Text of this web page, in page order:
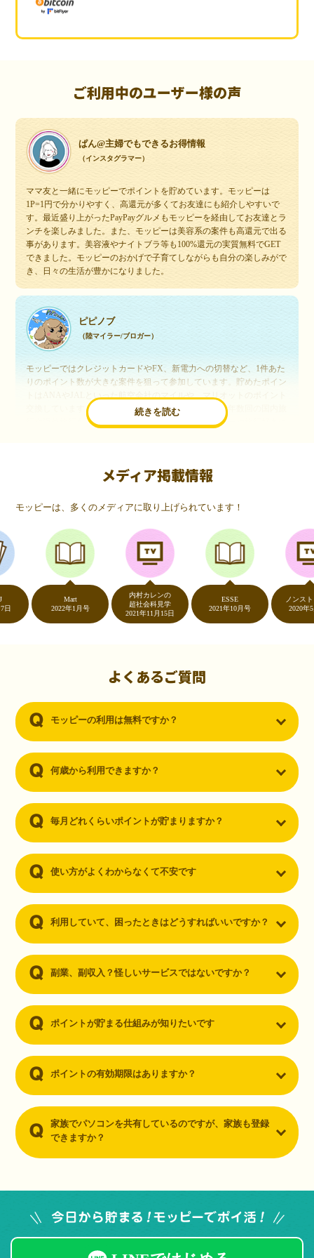
ご利用中のユーザー様の声
ぱん@主婦でもできるお得情報
（インスタグラマー）
ママ友と一緒にモッピーでポイントを貯めています。モッピーは
1P=1円で分かりやすく、高還元が多くてお友達にも紹介しやすいで
す。最近盛り上がったPayPayグルメもモッピーを経由してお友達とラ
ンチを楽しみました。また、モッピーは美容系の案件も高還元で出る
事があります。美容液やナイトブラ等も100%還元の実質無料でGET
できました。モッピーのおかげで子育てしながらも自分の楽しみがで
き、日々の生活が豊かになりました。
続きを読む
ピピノブ
（陸マイラー/ブロガー）
モッピーではクレジットカードやFX、新電力への切替など、1件あた
りのポイント数が大きな案件を狙って参加しています。貯めたポイン
交換しています。このようにすることで、ほぼ無料で年数回の国内旅
行や海外旅行を実現しています。モッピーは陸マイラーや旅行好きに
いつものネットショッピングが、モッピーでお得
（20代・女性）
友達に勧められてモッピーをはじめました。空いた時間にスマホで買
い物をすることが多いのですが、モッピーを経由するだけでショップ
のポイントとモッピーのポイントが二重で貯まることを知り、ビック
リ…！いつものネットショッピングをモッピーを経由するだけでポイ
ントが貯まるなんて…もっと早く教えてほしかった～！貯まったポイ
ントはギフト券に交換して、プチ贅沢を楽しんでます♪
（30代・男性）
ーを知りました。クレジットカードを発行するだけでポイントが貯ま
るならと無料登録して、クレジットカードの発行やアプリダウンロー
メディア掲載情報
モッピーは、多くのメディアに取り上げられています！
2022年1月号
内村カレンの
超社会科見学
2021年11月15日
2021年10月号
ノンストップ！
2020年5月7日
よくあるご質問
モッピーの利用は無料ですか？
何歳から利用できますか？
毎月どれくらいポイントが貯まりますか？
使い方がよくわからなくて不安です
利用していて、困ったときはどうすればいいですか？
副業、副収入？怪しいサービスではないですか？
ポイントが貯まる仕組みが知りたいです
ポイントの有効期限はありますか？
家族でパソコンを共有しているのですが、家族も登録
できますか？